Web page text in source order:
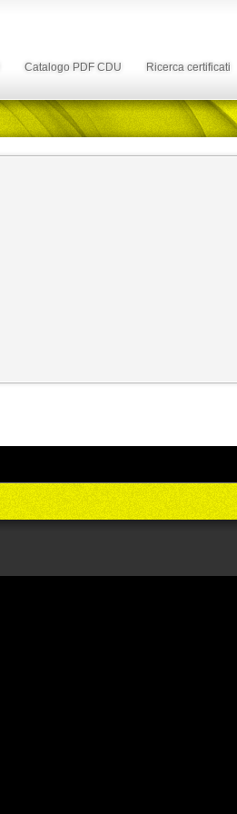
Catalogo PDF CDU Ricerca certificati